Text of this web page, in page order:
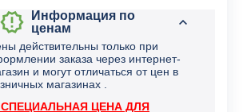
Информация по
ценам
действительны только при
заказа через интернет-
и могут отличаться от цен в
магазинах .
ЦЕНА ДЛЯ